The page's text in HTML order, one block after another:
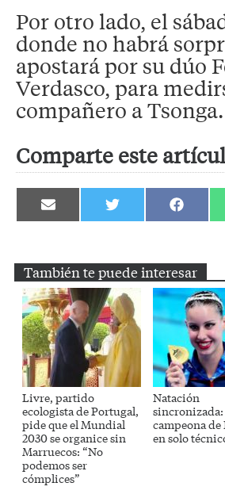
Por otro lado, el
donde no habrá
apostará por su dúo
Verdasco, para
compañero a Tsonga.
Comparte este
Compartir
en
Compartir
en
Compartir
en
También te puede interesar
Livre, partido
ecologista de Portugal,
pide que el Mundial
2030 se organice sin
Marruecos: “No
podemos ser
cómplices”
Natación
campeona
en solo